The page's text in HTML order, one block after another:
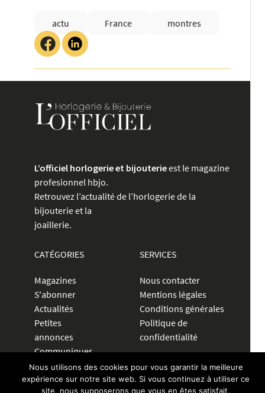
actu France montres
L’officiel horlogerie et bijouterieest le magazine
profesionnel hbjo.
Retrouvez l’actualité de l’horlogerie de la
bijouterie et la
joaillerie.
CATÉGORIES
Magazines
S'abonner
Actualités
Petites
annonces
Communiquer
SERVICES
Nous contacter
Mentions légales
Conditions générales
Politique de
confidentialité
CRÉER UNE ANNONCE
Nous utilisons des cookies pour vous garantir la meilleure
expérience sur notre site web. Si vous continuez à utiliser ce
site, nous supposerons que vous en êtes satisfait.